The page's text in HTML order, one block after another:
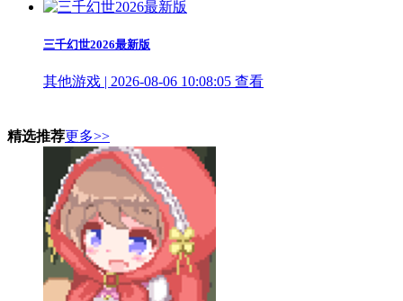
三千幻世2026最新版
其他游戏 | 2026-08-06 10:08:05 查看
精选推荐更多>>